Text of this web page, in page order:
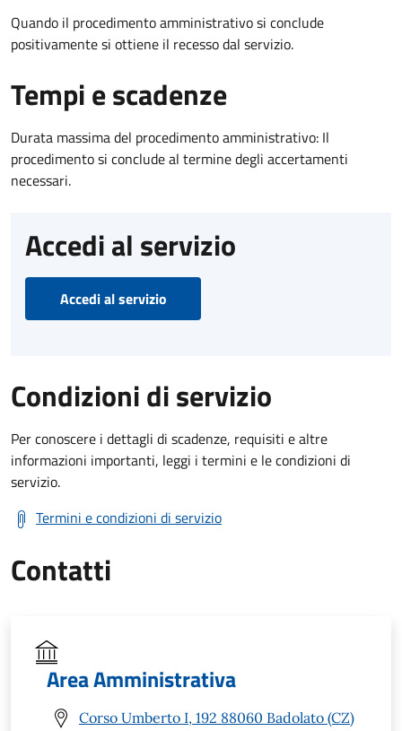
Quando il procedimento amministrativo si conclude
positivamente si ottiene il recesso dal servizio.
Tempi e scadenze
Durata massima del procedimento amministrativo: Il
procedimento si conclude al termine degli accertamenti
necessari.
Accedi al servizio
Accedi al servizio
Condizioni di servizio
Per conoscere i dettagli di scadenze, requisiti e altre
informazioni importanti, leggi i termini e le condizioni di
servizio.
Termini e condizioni di servizio
Contatti
Area Amministrativa
Corso Umberto I, 192 88060 Badolato (CZ)